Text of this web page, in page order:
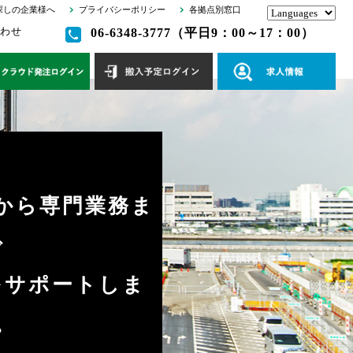
しの企業様へ プライバシーポリシー 各拠点別窓口
せ 06-6348-3777（平日9：00～17：00）
ら専門業務ま
ポートしま